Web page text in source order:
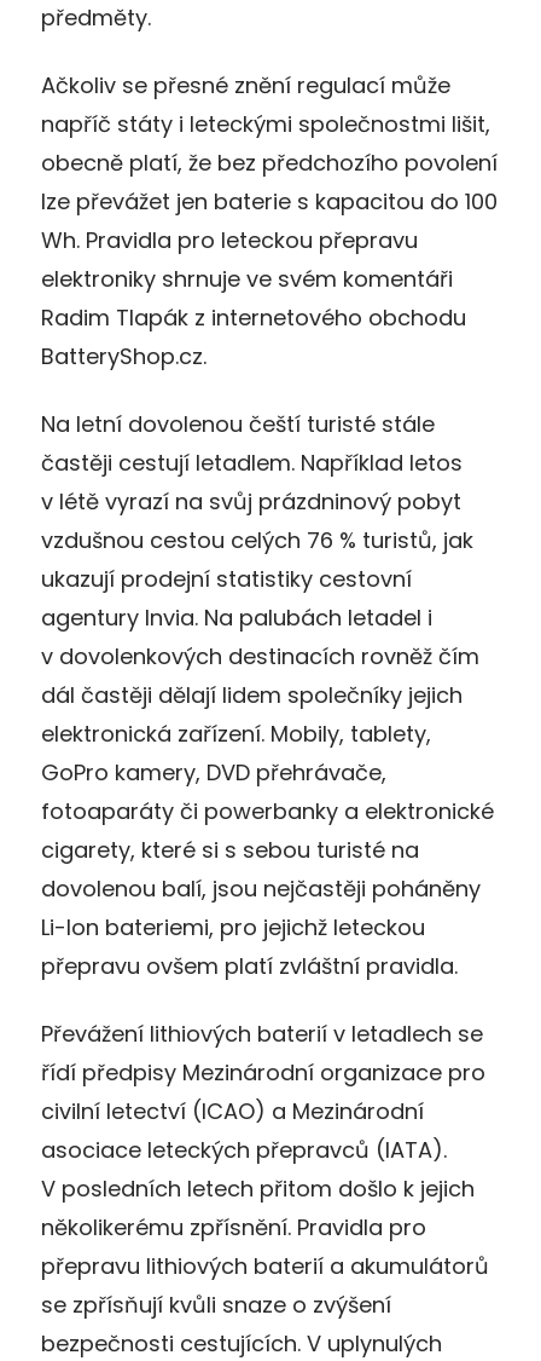
předměty.
Ačkoliv se přesné znění regulací může
napříč státy i leteckými společnostmi lišit,
obecně platí, že bez předchozího povolení
lze převážet jen baterie s kapacitou do 100
Wh. Pravidla pro leteckou přepravu
elektroniky shrnuje ve svém komentáři
Radim Tlapák z internetového obchodu
BatteryShop.cz.
Na letní dovolenou čeští turisté stále
častěji cestují letadlem. Například letos
v létě vyrazí na svůj prázdninový pobyt
vzdušnou cestou celých 76 % turistů, jak
ukazují prodejní statistiky cestovní
agentury Invia. Na palubách letadel i
v dovolenkových destinacích rovněž čím
dál častěji dělají lidem společníky jejich
elektronická zařízení. Mobily, tablety,
GoPro kamery, DVD přehrávače,
fotoaparáty či powerbanky a elektronické
cigarety, které si s sebou turisté na
dovolenou balí, jsou nejčastěji poháněny
Li-Ion bateriemi, pro jejichž leteckou
přepravu ovšem platí zvláštní pravidla.
Převážení lithiových baterií v letadlech se
řídí předpisy Mezinárodní organizace pro
civilní letectví (ICAO) a Mezinárodní
asociace leteckých přepravců (IATA).
V posledních letech přitom došlo k jejich
několikerému zpřísnění. Pravidla pro
přepravu lithiových baterií a akumulátorů
se zpřísňují kvůli snaze o zvýšení
bezpečnosti cestujících. V uplynulých